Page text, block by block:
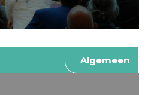
Algemeen